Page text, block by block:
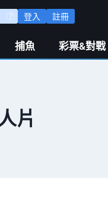
登入 註冊
捕魚 彩票&對戰
片